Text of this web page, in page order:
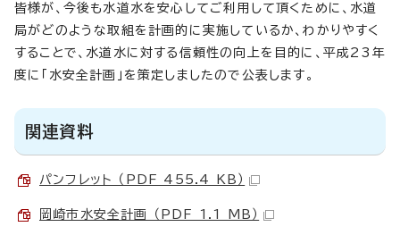
皆様が、今後も水道水を安心してご利用して頂くために、水道
局がどのような取組を計画的に実施しているか、わかりやすく
することで、水道水に対する信頼性の向上を目的に、平成23年
度に「水安全計画」を策定しましたので公表します。
関連資料
パンフレット （PDF 455.4 KB）
岡崎市水安全計画 （PDF 1.1 MB）